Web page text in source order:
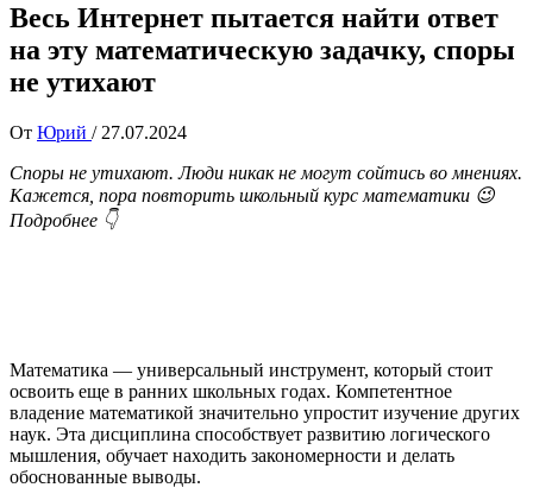
Весь Интернет пытается найти ответ
на эту математическую задачку, споры
не утихают
От Юрий / 27.07.2024
Споры не утихают. Люди никак не могут сойтись во мнениях.
Кажется, пора повторить школьный курс математики 😉
Подробнее 👇
Математика — универсальный инструмент, который стоит
освоить еще в ранних школьных годах. Компетентное
владение математикой значительно упростит изучение других
наук. Эта дисциплина способствует развитию логического
мышления, обучает находить закономерности и делать
обоснованные выводы.